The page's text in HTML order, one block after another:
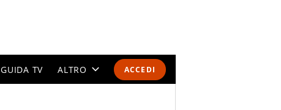
ACCEDI
GUIDA TV ALTRO